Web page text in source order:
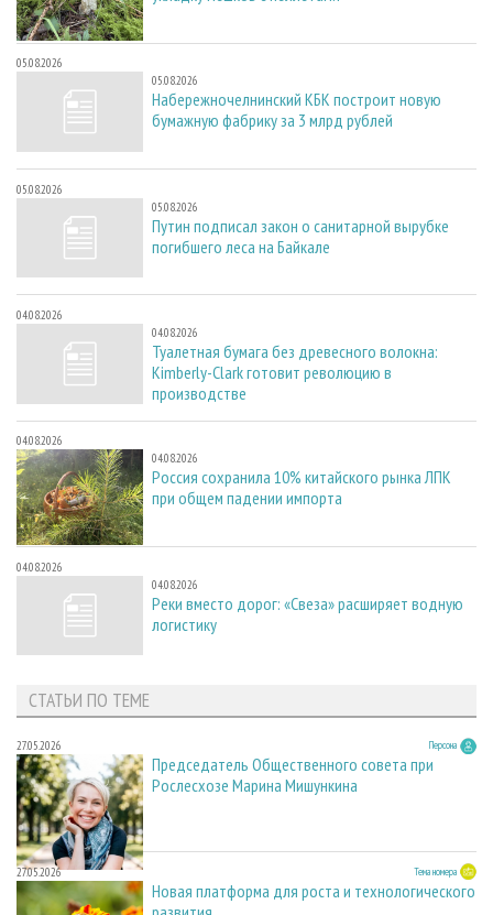
05.08.2026
05.08.2026
Набережночелнинский КБК построит новую
бумажную фабрику за 3 млрд рублей
05.08.2026
05.08.2026
Путин подписал закон о санитарной вырубке
погибшего леса на Байкале
04.08.2026
04.08.2026
Туалетная бумага без древесного волокна:
Kimberly-Clark готовит революцию в
производстве
04.08.2026
04.08.2026
Россия сохранила 10% китайского рынка ЛПК
при общем падении импорта
04.08.2026
04.08.2026
Реки вместо дорог: «Свеза» расширяет водную
логистику
СТАТЬИ ПО ТЕМЕ
27.05.2026 Персона
Председатель Общественного совета при
Рослесхозе Марина Мишункина
27.05.2026 Тема номера
Новая платформа для роста и технологического